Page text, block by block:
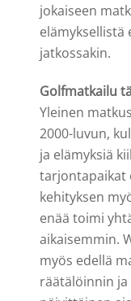
jokaiseen
elämyksellistä
jatkossakin.
Golfmatkailu
Yleinen
2000-luvun,
ja elämyksiä
tarjontapaikat
kehityksen
enää toimi
aikaisemmin.
myös edellä
räätälöinnin ja